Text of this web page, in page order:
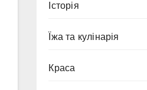
Історія
Їжа та кулінарія
Краса